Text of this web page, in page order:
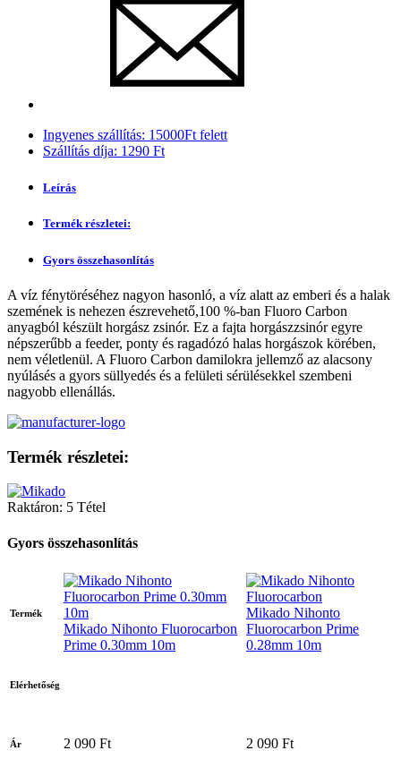
Ingyenes szállítás: 15000Ft felett
Szállítás díja: 1290 Ft
Leírás
Termék részletei:
Gyors összehasonlítás
A víz fénytöréséhez nagyon hasonló, a víz alatt az emberi és a halak
szemének is nehezen észrevehető,100 %-ban Fluoro Carbon
anyagból készült horgász zsinór. Ez a fajta horgászzsinór egyre
népszerűbb a feeder, ponty és ragadózó halas horgászok körében,
nem véletlenül. A Fluoro Carbon damilokra jellemző az alacsony
nyúlásés a gyors süllyedés és a felületi sérülésekkel szembeni
nagyobb ellenállás.
Termék részletei:
Raktáron: 5 Tétel
Gyors összehasonlítás
Termék
Mikado Nihonto Fluorocarbon
Prime 0.30mm 10m
Mikado Nihonto
Fluorocarbon Prime
0.28mm 10m
Elérhetőség
Ár 2 090 Ft 2 090 Ft